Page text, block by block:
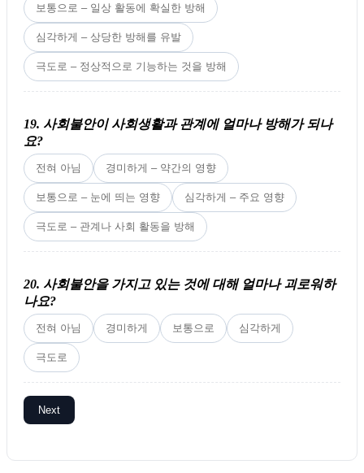
보통으로 – 일상 활동에 확실한 방해
심각하게 – 상당한 방해를 유발
극도로 – 정상적으로 기능하는 것을 방해
19. 사회불안이 사회생활과 관계에 얼마나 방해가 되나
요?
전혀 아님 경미하게 – 약간의 영향
보통으로 – 눈에 띄는 영향 심각하게 – 주요 영향
극도로 – 관계나 사회 활동을 방해
20. 사회불안을 가지고 있는 것에 대해 얼마나 괴로워하
나요?
전혀 아님 경미하게 보통으로 심각하게
극도로
Next